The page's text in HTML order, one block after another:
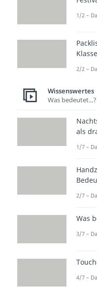
du
so
1/2 –
2/2 –
Wissenswertes
Was bedeutet...?
als
1/7 –
2/7 –
Was
3/7 –
4/7 –